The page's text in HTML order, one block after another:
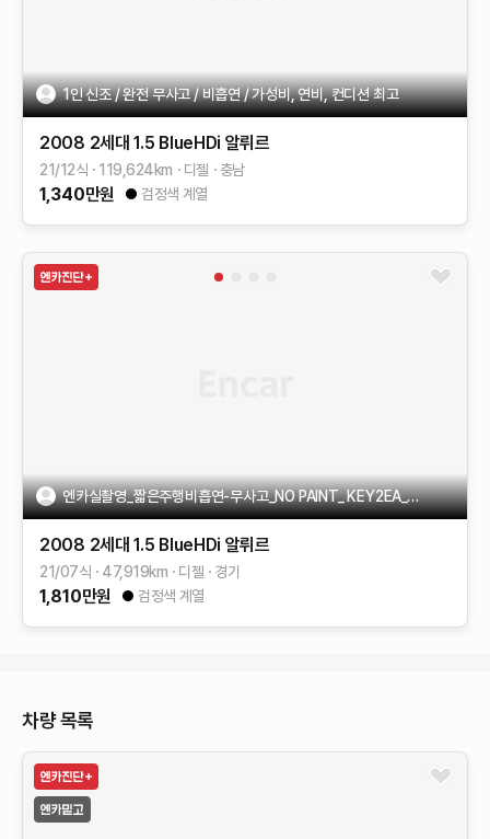
1인 신조 / 완전 무사고 / 비흡연 / 가성비, 연비, 컨디션 최고
2008 2세대 1.5 BlueHDi 알뤼르
21/12식 119,624km 디젤 충남
1,340만원 검정색 계열
엔카실촬영_짧은주행비흡연-무사고_NO PAINT_ KEY2EA_TAX100%-
2008 2세대 1.5 BlueHDi 알뤼르
21/07식 47,919km 디젤 경기
1,810만원 검정색 계열
차량 목록